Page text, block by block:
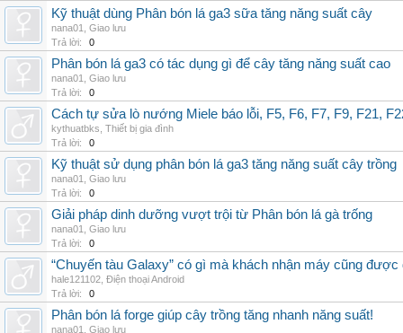
Kỹ thuật dùng Phân bón lá ga3 sữa tăng năng suất cây
nana01
Giao lưu
Trả lời:
0
Phân bón lá ga3 có tác dụng gì để cây tăng năng suất cao
nana01
Giao lưu
Trả lời:
0
Cách tự sửa lò nướng Miele báo lỗi, F5, F6, F7, F9, F21,
kythuatbks Thiết bị gia đình
Trả lời:
0
Kỹ thuật sử dụng phân bón lá ga3 tăng năng suất cây trồng
nana01
Giao lưu
Trả lời:
0
Giải pháp dinh dưỡng vượt trội từ Phân bón lá gà trống
nana01
Giao lưu
Trả lời:
0
“Chuyến tàu Galaxy” có gì mà khách nhận máy cũng được
hale121102 Điện thoại Android
Trả lời:
0
Phân bón lá forge giúp cây trồng tăng nhanh năng suất!
nana01
Giao lưu